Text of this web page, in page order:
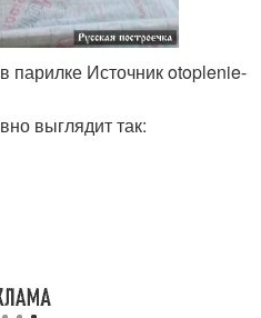
парилке Источник otoplenie-
выглядит так: